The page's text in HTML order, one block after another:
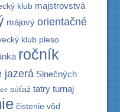
klub majstrovstvá
májový orientačné
klub pleso
ročník
jazerá Slnečných
súťaž tatry turnaj
čistenie vôd